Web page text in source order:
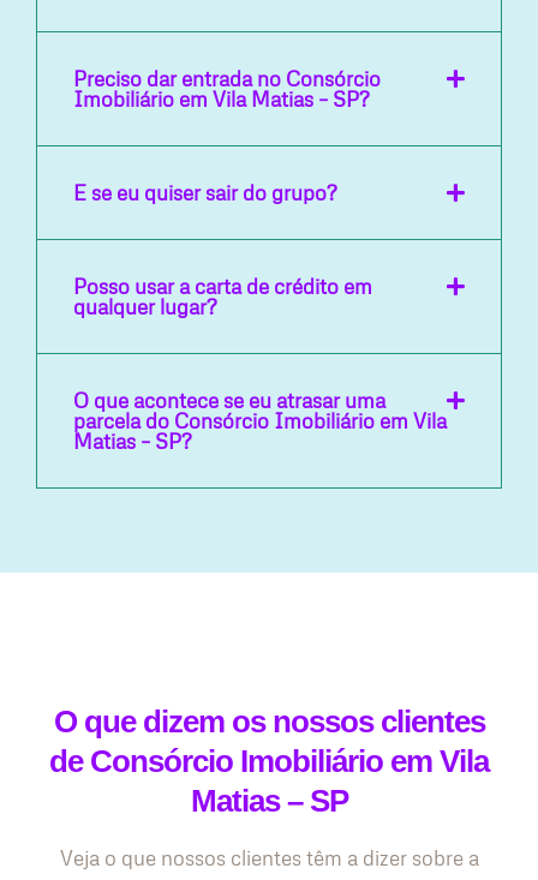
Preciso dar entrada no Consórcio
Imobiliário em Vila Matias – SP?
E se eu quiser sair do grupo?
Posso usar a carta de crédito em
qualquer lugar?
O que acontece se eu atrasar uma
parcela do Consórcio Imobiliário em Vila
Matias – SP?
O que dizem os nossos clientes
de Consórcio Imobiliário em Vila
Matias – SP
Veja o que nossos clientes têm a dizer sobre a